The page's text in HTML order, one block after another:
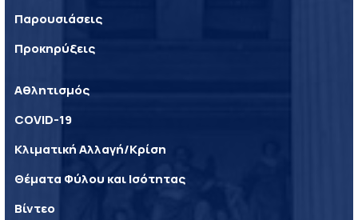
Παρουσιάσεις
Προκηρύξεις
Αθλητισμός
COVID-19
Κλιματική Αλλαγή/Κρίση
Θέματα Φύλου και Ισότητας
Βίντεο